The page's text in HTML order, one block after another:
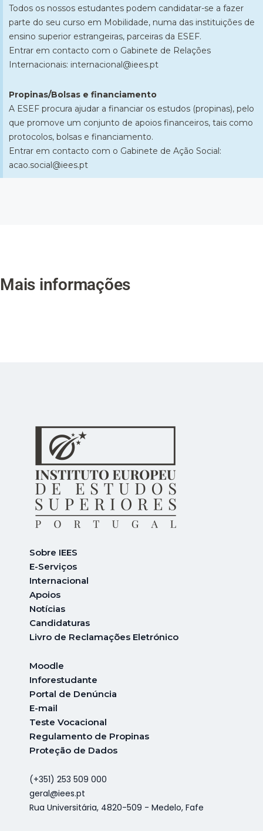
Todos os nossos estudantes podem candidatar-se a fazer
parte do seu curso em Mobilidade, numa das instituições de
ensino superior estrangeiras, parceiras da ESEF.
Entrar em contacto com o Gabinete de Relações
Internacionais: internacional@iees.pt
Propinas/Bolsas e financiamento
​A ESEF procura ajudar a financiar os estudos (propinas​), pelo
que promove um conjunto de apoios financeiros, tais como
protocolos, bolsas e financiamento.
Entrar em contacto com o Gabinete de Ação Social:
acao.social@iees.pt
Mais informações
Sobre IEES
E-Serviços
Internacional
Apoios
Notícias
Candidaturas
Livro de Reclamações Eletrónico
Moodle
Inforestudante
Portal de Denúncia
E-mail
Teste Vocacional
Regulamento de Propinas
Proteção de Dados
(+351) 253 509 000
geral@iees.pt
Rua Universitária, 4820-509 - Medelo, Fafe